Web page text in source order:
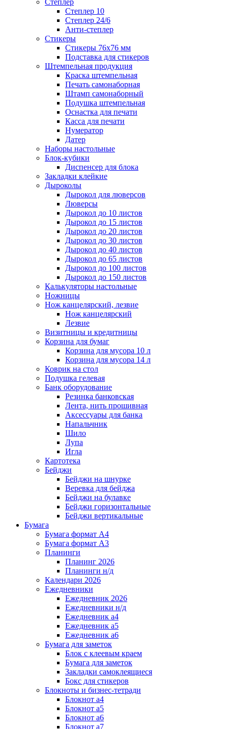
Степлер
Степлер 10
Степлер 24/6
Анти-степлер
Стикеры
Стикеры 76x76 мм
Подставка для стикеров
Штемпельная продукция
Краска штемпельная
Печать самонаборная
Штамп самонаборный
Подушка штемпельная
Оснастка для печати
Касса для печати
Нумератор
Датер
Наборы настольные
Блок-кубики
Диспенсер для блока
Закладки клейкие
Дыроколы
Дырокол для люверсов
Люверсы
Дырокол до 10 листов
Дырокол до 15 листов
Дырокол до 20 листов
Дырокол до 30 листов
Дырокол до 40 листов
Дырокол до 65 листов
Дырокол до 100 листов
Дырокол до 150 листов
Калькуляторы настольные
Ножницы
Нож канцелярский, лезвие
Нож канцелярский
Лезвие
Визитницы и кредитницы
Корзина для бумаг
Корзина для мусора 10 л
Корзина для мусора 14 л
Коврик на стол
Подушка гелевая
Банк оборудование
Резинка банковская
Лента, нить прошивная
Аксессуары для банка
Напальчник
Шило
Лупа
Игла
Картотека
Бейджи
Бейджи на шнурке
Веревка для бейджа
Бейджи на булавке
Бейджи горизонтальные
Бейджи вертикальные
Бумага
Бумага формат А4
Бумага формат А3
Планинги
Планинг 2026
Планинги н/д
Календари 2026
Ежедневники
Ежедневник 2026
Ежедневники н/д
Ежедневник а4
Ежедневник а5
Ежедневник а6
Бумага для заметок
Блок с клеевым краем
Бумага для заметок
Закладки самоклеящиеся
Бокс для стикеров
Блокноты и бизнес-тетради
Блокнот а4
Блокнот а5
Блокнот а6
Блокнот а7